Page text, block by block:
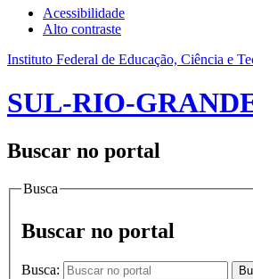
Acessibilidade
Alto contraste
Instituto Federal de Educação, Ciência e
SUL-RIO-
Buscar no portal
Busca
Buscar no portal
Busca: